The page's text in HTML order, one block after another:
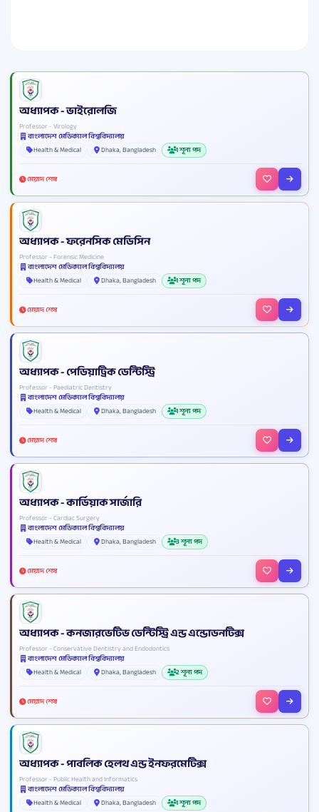
অধ্যাপক - ভাইরোলজি
Professor - Virology
বাংলাদেশ মেডিক্যাল বিশ্ববিদ্যালয়
Health & Medical
Dhaka, Bangladesh 1 শূন্য পদ
মেয়াদ শেষ
অধ্যাপক - ফরেনসিক মেডিসিন
Professor - Forensic Medicine
বাংলাদেশ মেডিক্যাল বিশ্ববিদ্যালয়
Health & Medical
Dhaka, Bangladesh 1 শূন্য পদ
মেয়াদ শেষ
অধ্যাপক - পেডিয়াট্রিক ডেন্টিস্ট্রি
Professor - Paediatric Dentistry
বাংলাদেশ মেডিক্যাল বিশ্ববিদ্যালয়
Health & Medical
Dhaka, Bangladesh 1 শূন্য পদ
মেয়াদ শেষ
অধ্যাপক - কার্ডিয়াক সার্জারি
Professor - Cardiac Surgery
বাংলাদেশ মেডিক্যাল বিশ্ববিদ্যালয়
Health & Medical
Dhaka, Bangladesh 3 শূন্য পদ
মেয়াদ শেষ
অধ্যাপক - কনজারভেটিভ ডেন্টিস্ট্রি এন্ড এন্ডোডনটিক্স
Professor - Conservative Dentistry and Endodontics
বাংলাদেশ মেডিক্যাল বিশ্ববিদ্যালয়
Health & Medical
Dhaka, Bangladesh 2 শূন্য পদ
মেয়াদ শেষ
অধ্যাপক - পাবলিক হেলথ এন্ড ইনফরমেটিক্স
Professor - Public Health and Informatics
বাংলাদেশ মেডিক্যাল বিশ্ববিদ্যালয়
Health & Medical
Dhaka, Bangladesh 1 শূন্য পদ